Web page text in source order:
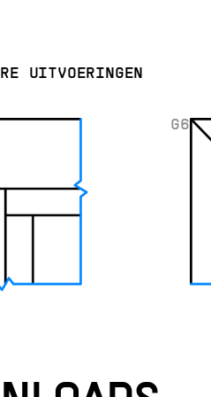
UITVOERINGEN
G6